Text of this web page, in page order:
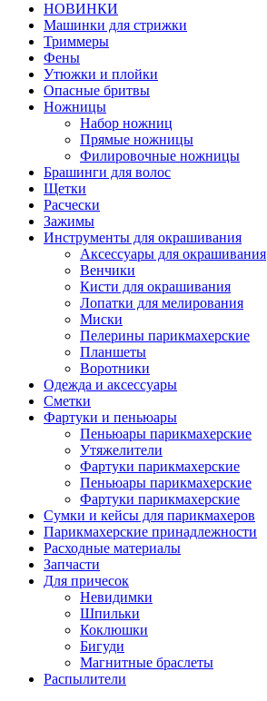
НОВИНКИ
Машинки для стрижки
Триммеры
Фены
Утюжки и плойки
Опасные бритвы
Ножницы
Набор ножниц
Прямые ножницы
Филировочные ножницы
Брашинги для волос
Щетки
Расчески
Зажимы
Инструменты для окрашивания
Аксессуары для окрашивания
Венчики
Кисти для окрашивания
Лопатки для мелирования
Миски
Пелерины парикмахерские
Планшеты
Воротники
Одежда и аксессуары
Сметки
Фартуки и пеньюары
Пеньюары парикмахерские
Утяжелители
Фартуки парикмахерские
Пеньюары парикмахерские
Фартуки парикмахерские
Сумки и кейсы для парикмахеров
Парикмахерские принадлежности
Расходные материалы
Запчасти
Для причесок
Невидимки
Шпильки
Коклюшки
Бигуди
Магнитные браслеты
Распылители